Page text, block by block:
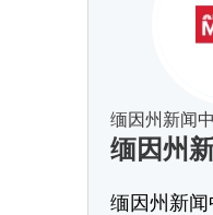
缅因州新闻
缅因州
缅因州新